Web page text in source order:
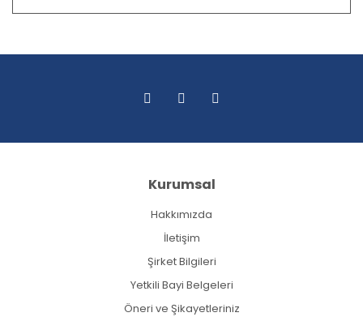
Kurumsal
Hakkımızda
İletişim
Şirket Bilgileri
Yetkili Bayi Belgeleri
Öneri ve Şikayetleriniz